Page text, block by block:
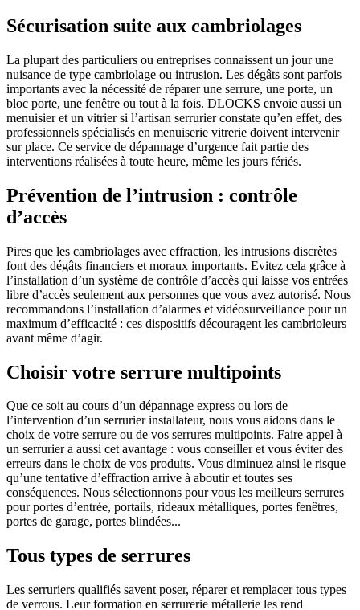
Sécurisation suite aux cambriolages
La plupart des particuliers ou entreprises connaissent un jour une
nuisance de type cambriolage ou intrusion. Les dégâts sont parfois
importants avec la nécessité de réparer une serrure, une porte, un
bloc porte, une fenêtre ou tout à la fois. DLOCKS envoie aussi un
menuisier et un vitrier si l’artisan serrurier constate qu’en effet, des
professionnels spécialisés en menuiserie vitrerie doivent intervenir
sur place. Ce service de dépannage d’urgence fait partie des
interventions réalisées à toute heure, même les jours fériés.
Prévention de l’intrusion : contrôle
d’accès
Pires que les cambriolages avec effraction, les intrusions discrètes
font des dégâts financiers et moraux importants. Evitez cela grâce à
l’installation d’un système de contrôle d’accès qui laisse vos entrées
libre d’accès seulement aux personnes que vous avez autorisé. Nous
recommandons l’installation d’alarmes et vidéosurveillance pour un
maximum d’efficacité : ces dispositifs découragent les cambrioleurs
avant même d’agir.
Choisir votre serrure multipoints
Que ce soit au cours d’un dépannage express ou lors de
l’intervention d’un serrurier installateur, nous vous aidons dans le
choix de votre serrure ou de vos serrures multipoints. Faire appel à
un serrurier a aussi cet avantage : vous conseiller et vous éviter des
erreurs dans le choix de vos produits. Vous diminuez ainsi le risque
qu’une tentative d’effraction arrive à aboutir et toutes ses
conséquences. Nous sélectionnons pour vous les meilleurs serrures
pour portes d’entrée, portails, rideaux métalliques, portes fenêtres,
portes de garage, portes blindées...
Tous types de serrures
Les serruriers qualifiés savent poser, réparer et remplacer tous types
de verrous. Leur formation en serrurerie métallerie les rend